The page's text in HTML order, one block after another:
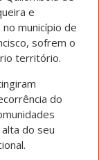
e
município de
sofrem o
território.
do
do seu